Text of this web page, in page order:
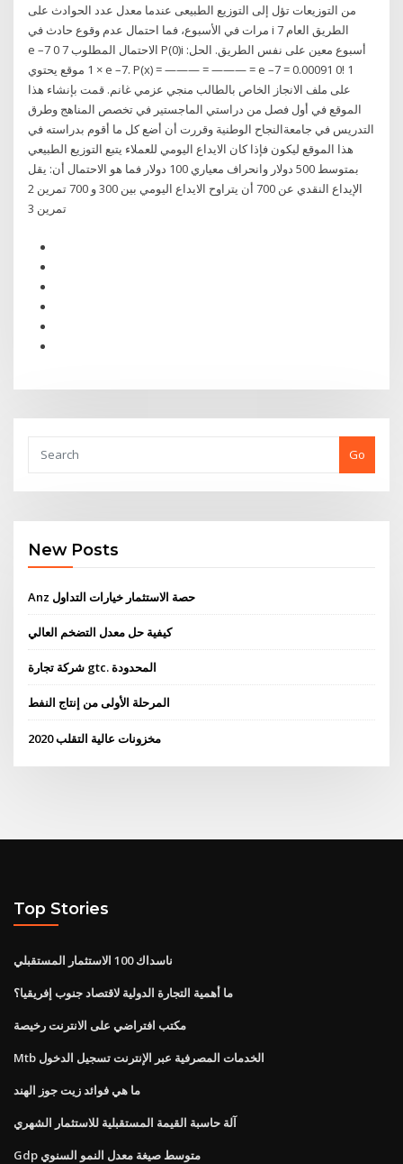
من التوزيعات تؤل إلى التوزيع الطبيعى عندما معدل عدد الحوادث على
الطريق العام i 7 مرات في الأسبوع، فما احتمال عدم وقوع حادث في
أسبوع معين على نفس الطريق. الحل: P(0)i الاحتمال المطلوب 7 0 e –7
1 × e –7. P(x) = ——— = ——— = e –7 = 0.00091 0! 1 موقع يحتوي
على ملف الانجاز الخاص بالطالب منجي عزمي غانم. قمت بإنشاء هذا
الموقع في أول فصل من دراستي الماجستير في تخصص المناهج وطرق
التدريس في جامعةالنجاح الوطنية وقررت أن أضع كل ما أقوم بدراسته في
هذا الموقع ليكون فإذا كان الايداع اليومي للعملاء يتبع التوزيع الطبيعي
بمتوسط 500 دولار وانحراف معياري 100 دولار فما هو الاحتمال أن: يقل
الإيداع النقدي عن 700 أن يتراوح الايداع اليومي بين 300 و 700 تمرين 2
تمرين 3
Go
New Posts
Anz حصة الاستثمار خيارات التداول
كيفية حل معدل التضخم العالي
شركة تجارة gtc. المحدودة
المرحلة الأولى من إنتاج النفط
مخزونات عالية التقلب 2020
Top Stories
ناسداك 100 الاستثمار المستقبلي
ما أهمية التجارة الدولية لاقتصاد جنوب إفريقيا؟
مكتب افتراضي على الانترنت رخيصة
Mtb الخدمات المصرفية عبر الإنترنت تسجيل الدخول
ما هي فوائد زيت جوز الهند
آلة حاسبة القيمة المستقبلية للاستثمار الشهري
Gdp متوسط ​​صيغة معدل النمو السنوي